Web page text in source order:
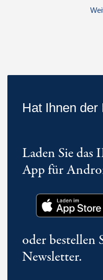
Hat Ihnen
Laden Sie das
App für
oder bestellen
Newsletter.